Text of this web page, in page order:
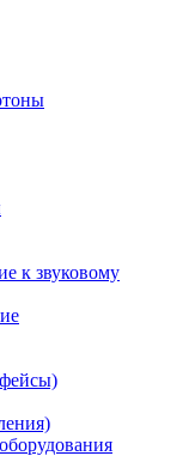
к звуковому